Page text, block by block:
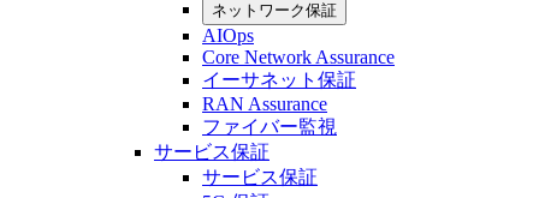
ネットワーク保証
AIOps
Core Network Assurance
イーサネット保証
RAN Assurance
ファイバー監視
サービス保証
サービス保証